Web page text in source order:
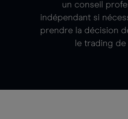
un conseil
indépendant si
prendre la décision
le trading de